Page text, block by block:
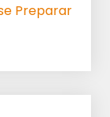
Preparar